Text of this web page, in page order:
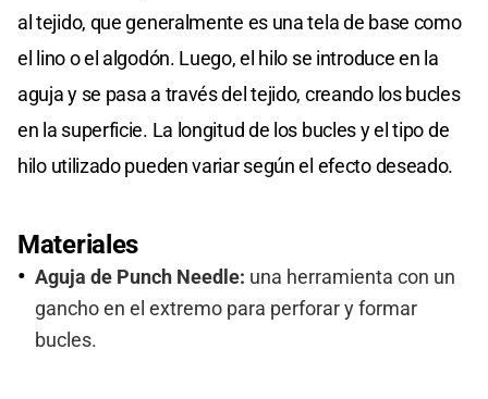
al tejido, que generalmente es una tela de base como
el lino o el algodón. Luego, el hilo se introduce en la
aguja y se pasa a través del tejido, creando los bucles
en la superficie. La longitud de los bucles y el tipo de
hilo utilizado pueden variar según el efecto deseado.
Materiales
Aguja de Punch Needle: una herramienta con un
gancho en el extremo para perforar y formar
bucles.